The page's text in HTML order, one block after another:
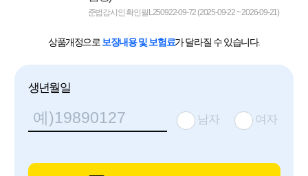
준법감시인 확인필L250922-09-72 (2025-09-22 ~ 2026-09-21)
상품개정으로 보장내용 및 보험료가 달라질 수 있습니다.
생년월일
남자 여자